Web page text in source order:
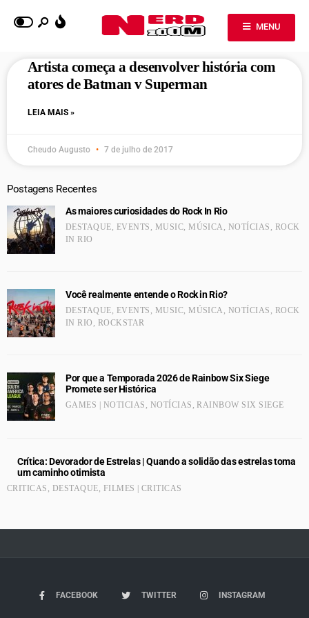
MENU
Artista começa a desenvolver história com
atores de Batman v Superman
LEIA MAIS »
Cheudo Augusto 7 de julho de 2017
Postagens Recentes
As maiores curiosidades do Rock In Rio
DESTAQUE, EVENTS , MUSIC,MÚSICA , NOTÍCIAS , ROCK
IN RIO
Você realmente entende o Rock in Rio?
DESTAQUE, EVENTS , MUSIC,MÚSICA , NOTÍCIAS , ROCK
IN RIO , ROCKSTAR
Por que a Temporada 2026 de Rainbow Six Siege
Promete ser Histórica
GAMES | NOTICIAS , NOTÍCIAS ,RAINBOW SIX SIEGE
Crítica: Devorador de Estrelas | Quando a solidão das estrelas toma
um caminho otimista
CRITICAS , DESTAQUE, FILMES | CRITICAS
FACEBOOK TWITTER INSTAGRAM